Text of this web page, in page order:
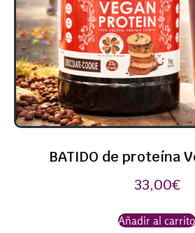
BATIDO de proteína
33,00€
Añadir al carrito